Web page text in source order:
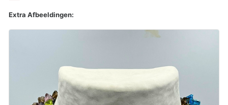
Extra Afbeeldingen: